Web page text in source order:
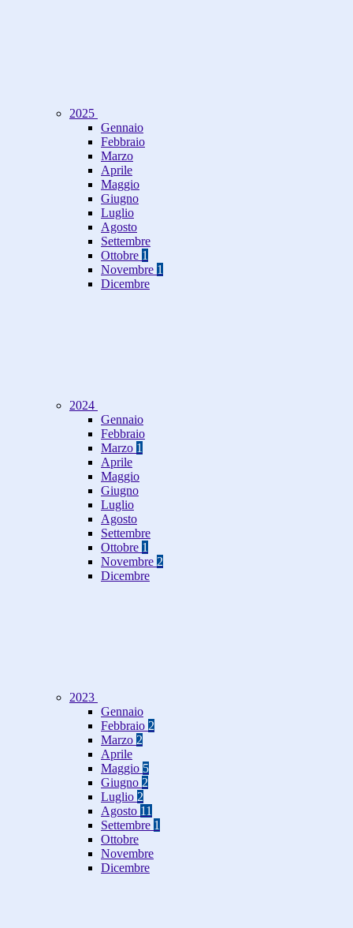
2025
Gennaio
Febbraio
Marzo
Aprile
Maggio
Giugno
Luglio
Agosto
Settembre
Ottobre 1
Novembre 1
Dicembre
2024
Gennaio
Febbraio
Marzo 1
Aprile
Maggio
Giugno
Luglio
Agosto
Settembre
Ottobre 1
Novembre 2
Dicembre
2023
Gennaio
Febbraio 2
Marzo 2
Aprile
Maggio 5
Giugno 2
Luglio 2
Agosto 11
Settembre 1
Ottobre
Novembre
Dicembre